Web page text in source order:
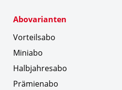
Abovarianten
Vorteilsabo
Miniabo
Halbjahresabo
Prämienabo